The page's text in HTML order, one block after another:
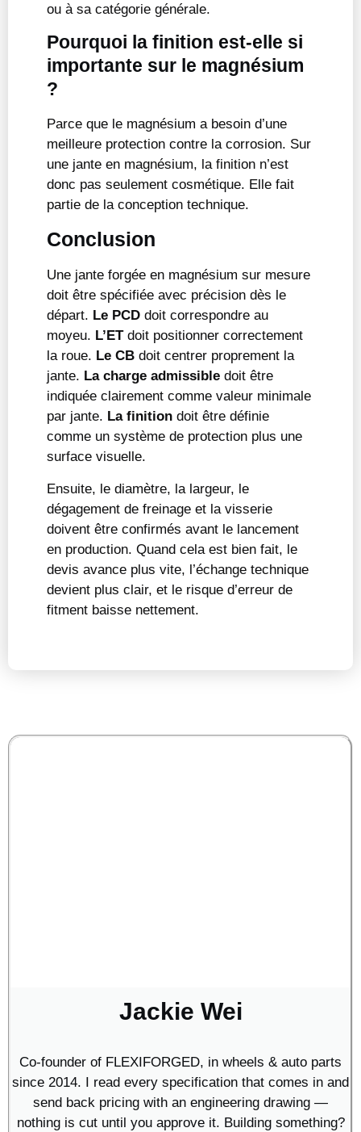
ou à sa catégorie générale.
Pourquoi la finition est-elle si
importante sur le magnésium
?
Parce que le magnésium a besoin d’une
meilleure protection contre la corrosion. Sur
une jante en magnésium, la finition n’est
donc pas seulement cosmétique. Elle fait
partie de la conception technique.
Conclusion
Une jante forgée en magnésium sur mesure
doit être spécifiée avec précision dès le
départ. Le PCD doit correspondre au
moyeu. L’ETdoit positionner correctement
la roue. Le CB doit centrer proprement la
jante. La charge admissible doit être
indiquée clairement comme valeur minimale
par jante. La finition doit être définie
comme un système de protection plus une
surface visuelle.
Ensuite, le diamètre, la largeur, le
dégagement de freinage et la visserie
doivent être confirmés avant le lancement
en production. Quand cela est bien fait, le
devis avance plus vite, l’échange technique
devient plus clair, et le risque d’erreur de
fitment baisse nettement.
Jackie Wei
Co-founder of FLEXIFORGED, in wheels & auto parts
since 2014. I read every specification that comes in and
send back pricing with an engineering drawing —
nothing is cut until you approve it. Building something?